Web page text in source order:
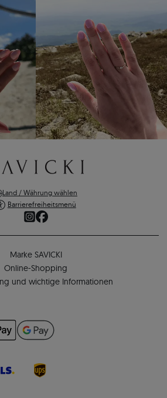
Land / Währung wählen
Barrierefreiheitsmenü
Marke SAVICKI
Online-Shopping
und wichtige Informationen